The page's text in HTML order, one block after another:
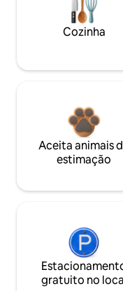
Cozinha
Aceita animais
estimação
gratuito no